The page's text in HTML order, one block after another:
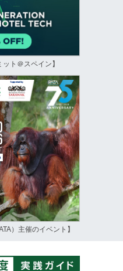
ト＠スペイン】
）主催のイベント】